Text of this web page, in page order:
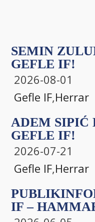
SEMIN
GEFLE IF!
2026-08-01
Gefle IF,Herrar
ADEM SIPIĆ
GEFLE IF!
2026-07-21
Gefle IF,Herrar
IF –